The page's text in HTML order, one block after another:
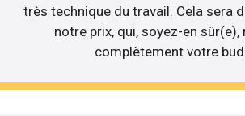
très technique du travail. Cela sera
notre prix, qui, soyez-en sûr(e),
complètement votre